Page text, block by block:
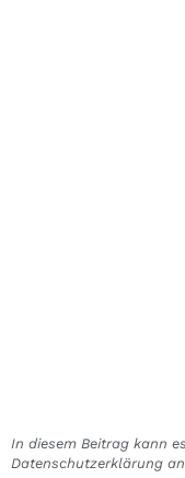
In diesem Beitrag kann
Datenschutzerklärung